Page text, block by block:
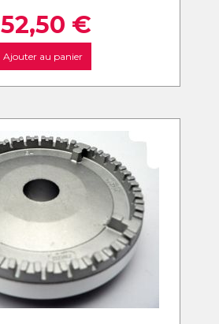
52,50 €
Ajouter au panier